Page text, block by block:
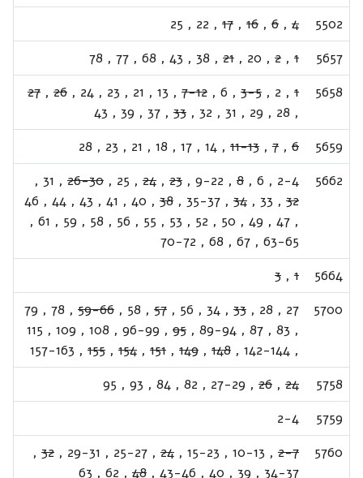
5502
4
,
6
,
16
,
17
,
22
,
25
5657
1
,
2
,
20
,
21
,
38
,
43
,
68
,
77
,
78
5658
1
,
2
,
3-5
,
6
,
7-12
,
13
,
21
,
23
,
24
,
26
,
27
,
28
,
29
,
31
,
32
,
33
,
37
,
39
,
43
5659
6
,
7
,
11-13
,
14
,
17
,
18
,
21
,
23
,
28
5662
2-4
,
6
,
8
,
9-22
,
23
,
24
,
25
,
26-30
,
31
,
32
,
33
,
34
,
35-37
,
38
,
40
,
41
,
43
,
44
,
46
,
47
,
49
,
50
,
52
,
53
,
55
,
56
,
58
,
59
,
61
,
63-65
,
67
,
68
,
70-72
5664
1
,
3
5700
27
,
28
,
33
,
34
,
56
,
57
,
58
,
59-66
,
78
,
79
,
83
,
87
,
89-94
,
95
,
96-99
,
108
,
109
,
115
,
142-144
,
148
,
149
,
151
,
154
,
155
,
157-163
5758
24
,
26
,
27-29
,
82
,
84
,
93
,
95
5759
2-4
5760
2-7
,
10-13
,
15-23
,
24
,
25-27
,
29-31
,
32
,
34-37
,
39
,
40
,
43-46
,
48
,
62
,
63